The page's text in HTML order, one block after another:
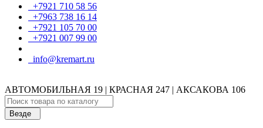
+7921 710 58 56
+7963 738 16 14
+7921 105 70 00
+7921 007 99 00
info@kremart.ru
АВТОМОБИЛЬНАЯ 19 | КРАСНАЯ 247 | АКСАКОВА 106
Везде